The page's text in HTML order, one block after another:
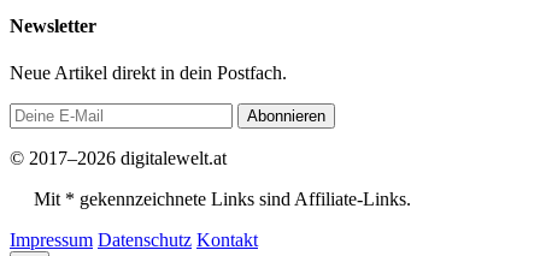
Newsletter
Neue Artikel direkt in dein Postfach.
Abonnieren
© 2017–2026 digitalewelt.at
Mit * gekennzeichnete Links sind Affiliate-Links.
Impressum Datenschutz Kontakt